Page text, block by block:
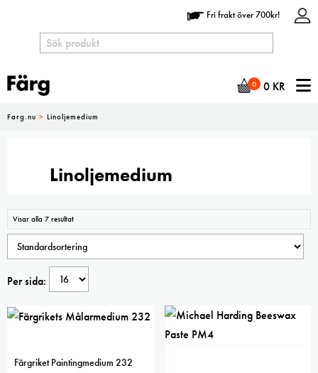
Fri frakt över 700kr!
0 0 KR
Farg.nu > Linoljemedium
Linoljemedium
Visar alla 7 resultat
Per sida:
Färgriket Paintingmedium 232